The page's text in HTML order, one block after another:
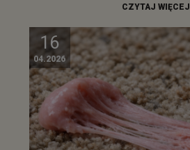
CZYTAJ WIĘCEJ
16
04.2026